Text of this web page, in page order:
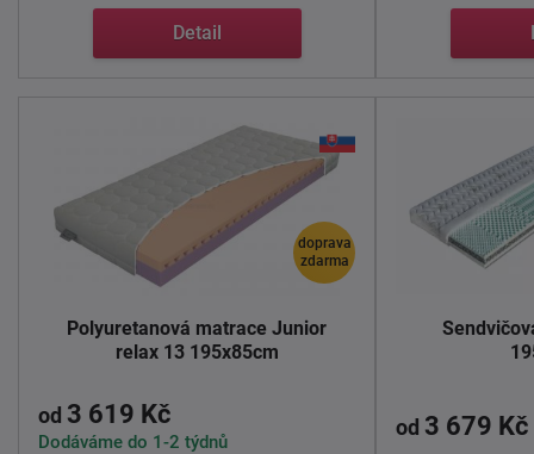
Detail
doprava
zdarma
Polyuretanová matrace Junior
relax 13 195x85cm
od 3 619 Kč
Dodáváme do 1-2 týdnů
od 3 679 Kč